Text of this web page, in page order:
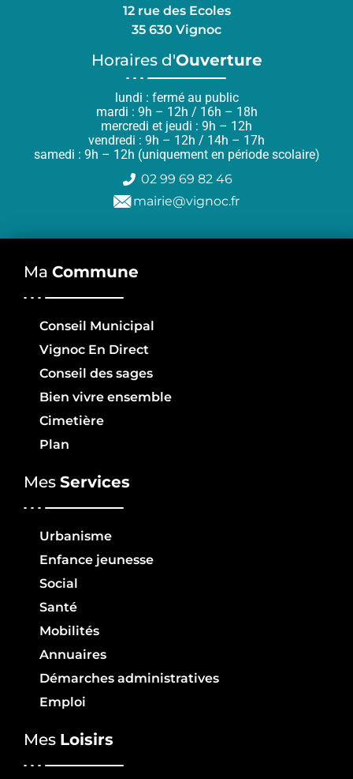
12 rue des Ecoles
35 630 Vignoc
Horaires d'Ouverture
lundi : fermé au public
mardi : 9h – 12h / 16h – 18h
mercredi et jeudi : 9h – 12h
vendredi : 9h – 12h / 14h – 17h
samedi : 9h – 12h (uniquement en période scolaire)
02 99 69 82 46
mairie@vignoc.fr
Ma Commune
Conseil Municipal
Vignoc En Direct
Conseil des sages
Bien vivre ensemble
Cimetière
Plan
Mes Services
Urbanisme
Enfance jeunesse
Social
Santé
Mobilités
Annuaires
Démarches administratives
Emploi
Mes Loisirs